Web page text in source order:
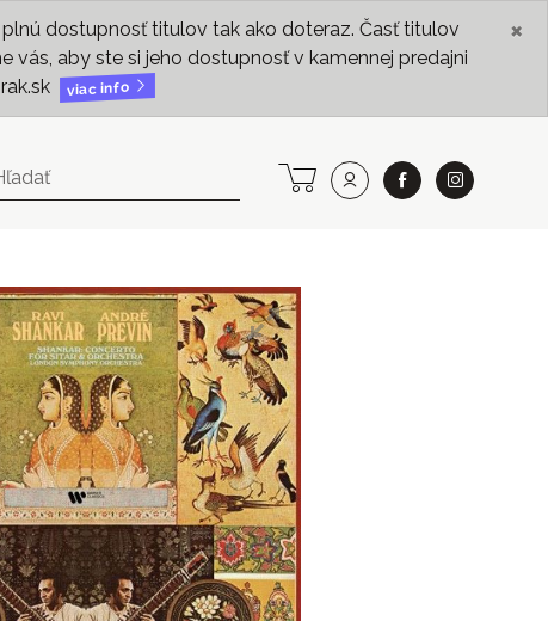
dostupnosť titulov tak ako doteraz. Časť titulov
aby ste si jeho dostupnosť v kamennej predajni
viac info
×